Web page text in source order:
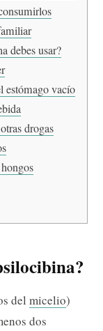
debes usar?
estómago vacío
drogas
del micelio)
dos